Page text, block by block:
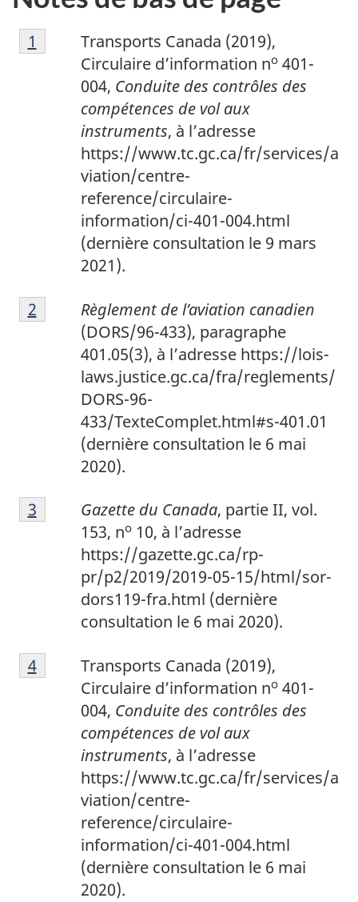
1
Transports Canada (2019),
Circulaire d’information no 401-
004, Conduite des contrôles des
compétences de vol aux
instruments, à l’adresse
https://www.tc.gc.ca/fr/services/a
viation/centre-
reference/circulaire-
information/ci-401-004.html
(dernière consultation le 9 mars
2021).
Return to footnote
1 referrer
2
Règlement de l’aviation canadien
(DORS/96-433), paragraphe
401.05(3), à l’adresse https://lois-
laws.justice.gc.ca/fra/reglements/
DORS-96-
433/TexteComplet.html#s-401.01
(dernière consultation le 6 mai
2020).
Return to footnote
2 referrer
3 Gazette du Canada, partie II, vol.
153, no 10, à l’adresse
https://gazette.gc.ca/rp-
pr/p2/2019/2019-05-15/html/sor-
dors119-fra.html (dernière
consultation le 6 mai 2020).
Return to footnote
3 referrer
4
Transports Canada (2019),
Circulaire d’information no 401-
004, Conduite des contrôles des
compétences de vol aux
instruments, à l’adresse
https://www.tc.gc.ca/fr/services/a
viation/centre-
reference/circulaire-
information/ci-401-004.html
(dernière consultation le 6 mai
2020).
Return to footnote
4referrer